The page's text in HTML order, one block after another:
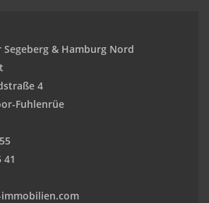
& Hamburg Nord
4
Fuhlenrüe
41